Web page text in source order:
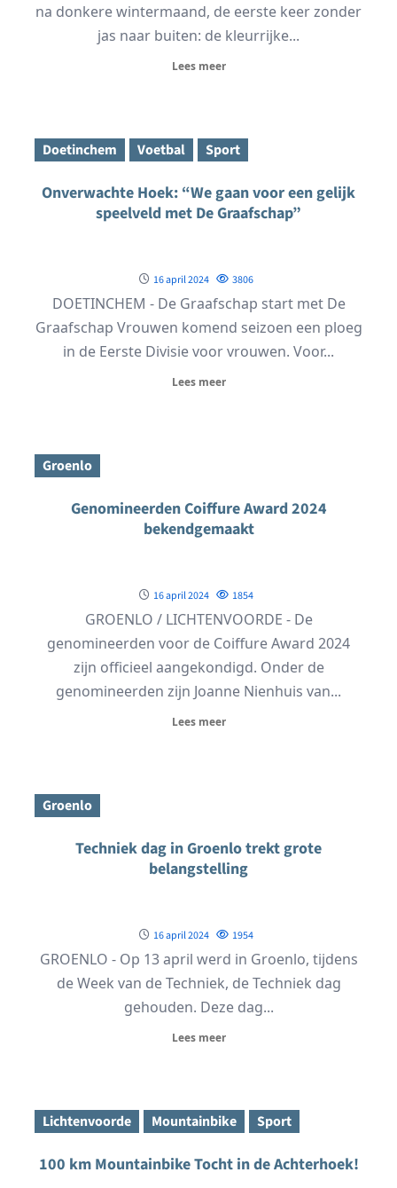
na donkere wintermaand, de eerste keer zonder
jas naar buiten: de kleurrijke...
Lees meer
Doetinchem Voetbal Sport
Onverwachte Hoek: “We gaan voor een gelijk
speelveld met De Graafschap”
16 april 2024 3806
DOETINCHEM - De Graafschap start met De
Graafschap Vrouwen komend seizoen een ploeg
in de Eerste Divisie voor vrouwen. Voor...
Lees meer
Groenlo
Genomineerden Coiffure Award 2024
bekendgemaakt
16 april 2024 1854
GROENLO / LICHTENVOORDE - De
genomineerden voor de Coiffure Award 2024
zijn officieel aangekondigd. Onder de
genomineerden zijn Joanne Nienhuis van...
Lees meer
Groenlo
Techniek dag in Groenlo trekt grote
belangstelling
16 april 2024 1954
GROENLO - Op 13 april werd in Groenlo, tijdens
de Week van de Techniek, de Techniek dag
gehouden. Deze dag...
Lees meer
Lichtenvoorde Mountainbike Sport
100 km Mountainbike Tocht in de Achterhoek!